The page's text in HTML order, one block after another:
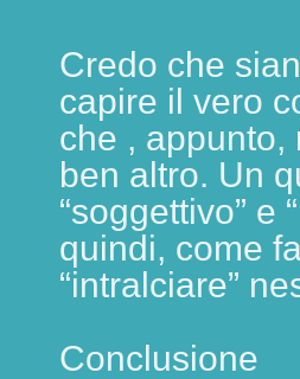
Credo che
capire il vero
che , appunto,
ben altro. Un
“soggettivo” e
quindi, come
“intralciare”
Conclusione